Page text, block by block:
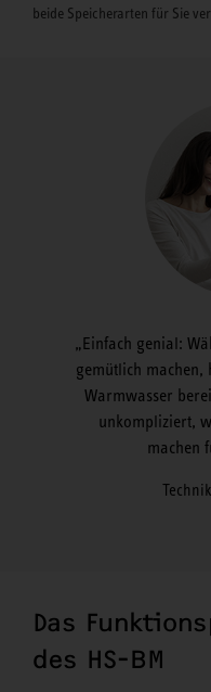
beide Speicherarten für Sie
Einfach genial:
gemütlich machen,
Warmwasser
unkompliziert,
machen
Das
des HS-BM